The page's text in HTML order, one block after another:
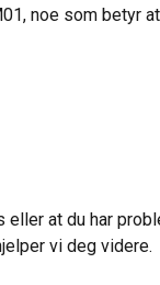
noe som betyr
at du har
vi deg videre.